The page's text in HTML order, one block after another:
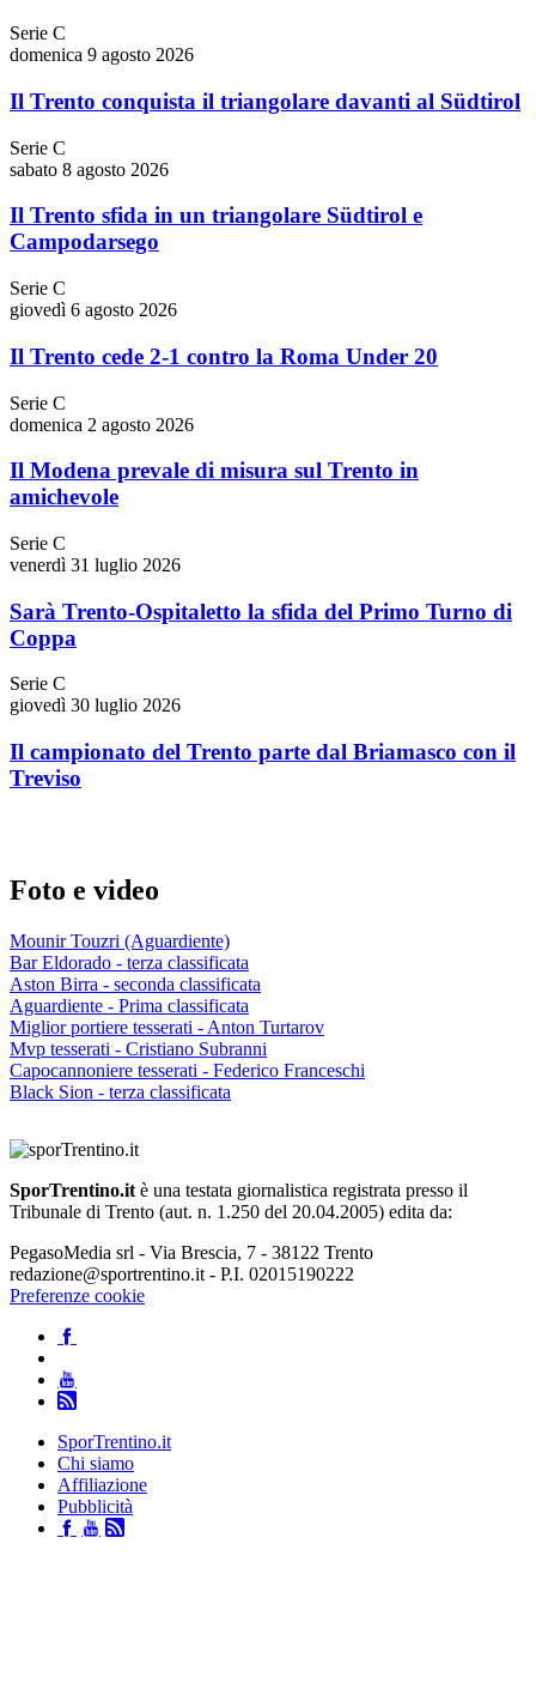
Serie C
domenica 9 agosto 2026
Il Trento conquista il triangolare davanti al Südtirol
Serie C
sabato 8 agosto 2026
Il Trento sfida in un triangolare Südtirol e
Campodarsego
Serie C
giovedì 6 agosto 2026
Il Trento cede 2-1 contro la Roma Under 20
Serie C
domenica 2 agosto 2026
Il Modena prevale di misura sul Trento in
amichevole
Serie C
venerdì 31 luglio 2026
Sarà Trento-Ospitaletto la sfida del Primo Turno di
Coppa
Serie C
giovedì 30 luglio 2026
Il campionato del Trento parte dal Briamasco con il
Treviso
Foto e video
Mounir Touzri (Aguardiente)
Bar Eldorado - terza classificata
Aston Birra - seconda classificata
Aguardiente - Prima classificata
Miglior portiere tesserati - Anton Turtarov
Mvp tesserati - Cristiano Subranni
Capocannoniere tesserati - Federico Franceschi
Black Sion - terza classificata
SporTrentino.it è una testata giornalistica registrata presso il
Tribunale di Trento (aut. n. 1.250 del 20.04.2005) edita da:
PegasoMedia srl - Via Brescia, 7 - 38122 Trento
redazione@sportrentino.it - P.I. 02015190222
Preferenze cookie
SporTrentino.it
Chi siamo
Affiliazione
Pubblicità